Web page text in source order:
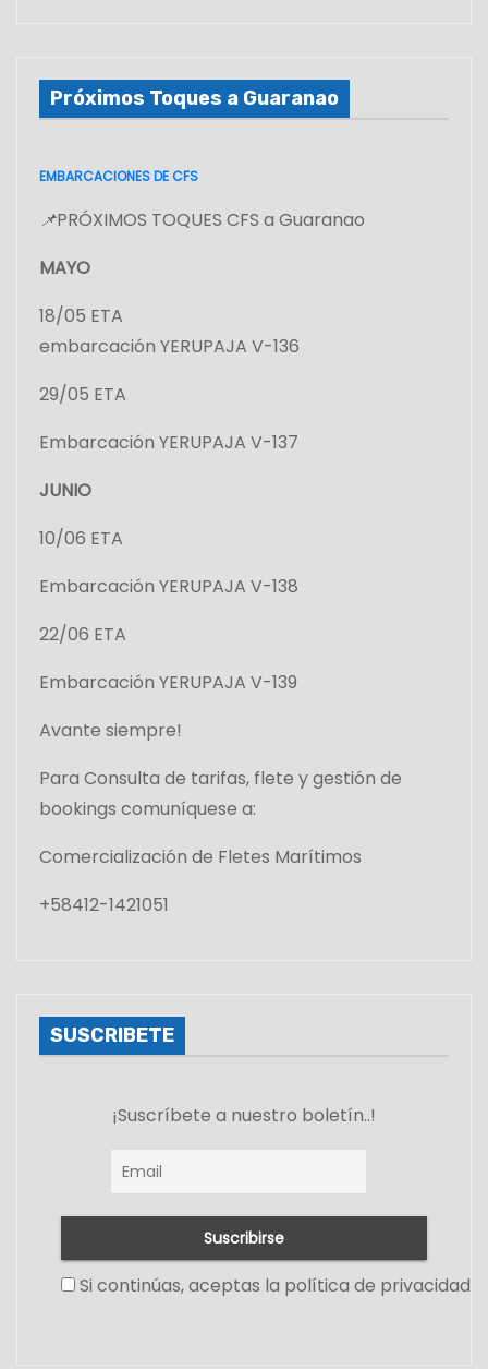
Próximos Toques a Guaranao
EMBARCACIONES DE CFS
📌PRÓXIMOS TOQUES CFS a Guaranao
MAYO
18/05 ETA
embarcación YERUPAJA V-136
29/05 ETA
Embarcación YERUPAJA V-137
JUNIO
10/06 ETA
Embarcación YERUPAJA V-138
22/06 ETA
Embarcación YERUPAJA V-139
Avante siempre!
Para Consulta de tarifas, flete y gestión de
bookings comuníquese a:
Comercialización de Fletes Marítimos
+58412-1421051
SUSCRIBETE
¡Suscríbete a nuestro boletín..!
Si continúas, aceptas la política de privacidad